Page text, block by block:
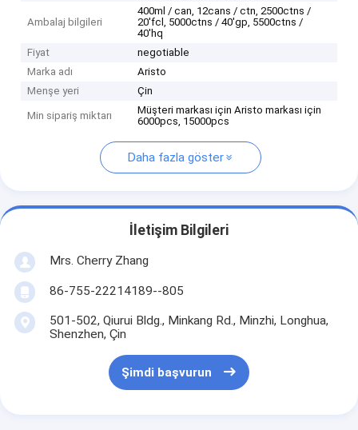
Ambalaj bilgileri
400ml / can, 12cans / ctn, 2500ctns /
20'fcl, 5000ctns / 40'gp, 5500ctns /
40'hq
Fiyat
negotiable
Marka adı
Aristo
Menşe yeri
Çin
Min sipariş miktarı
Müşteri markası için Aristo markası için
6000pcs, 15000pcs
Daha fazla göster
İletişim Bilgileri
Mrs. Cherry Zhang
86-755-22214189--805
501-502, Qiurui Bldg., Minkang Rd., Minzhi, Longhua,
Shenzhen, Çin
Şimdi başvurun